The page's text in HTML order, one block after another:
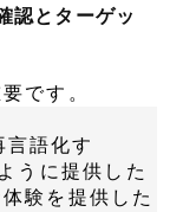
認とターゲッ
です。
言語化す
うに提供した
験を提供した